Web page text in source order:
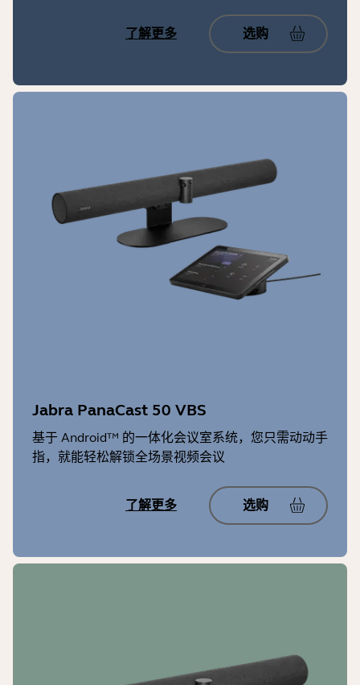
了解更多 选购
Jabra PanaCast 50 VBS
基于 Android™ 的一体化会议室系统，您只需动动手
指，就能轻松解锁全场景视频会议
了解更多 选购